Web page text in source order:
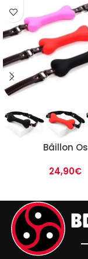
Bâillon Os
24,90€